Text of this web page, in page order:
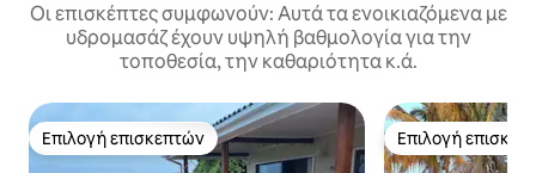
Οι επισκέπτες συμφωνούν: Αυτά τα ενοικιαζόμενα με
υδρομασάζ έχουν υψηλή βαθμολογία για την
τοποθεσία, την καθαριότητα κ.ά.
Επιλογή επισκεπτών
Επιλογή επισκεπτών Επιλογή
Επιλογή